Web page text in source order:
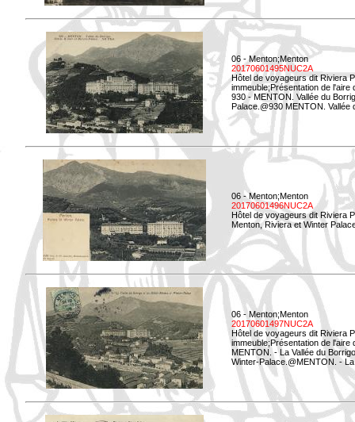
06 - Menton;Menton
20170601495NUC2A
Hôtel de voyageurs dit Riviera
immeuble;Présentation de l'aire
930 - MENTON. Vallée du
Palace.@930 MENTON.
06 - Menton;Menton
20170601496NUC2A
Hôtel de voyageurs dit Riviera
Menton, Riviera et Winter
06 - Menton;Menton
20170601497NUC2A
Hôtel de voyageurs dit Riviera
immeuble;Présentation de l'aire
MENTON. - La Vallée du
Winter-Palace.@MENTON. -